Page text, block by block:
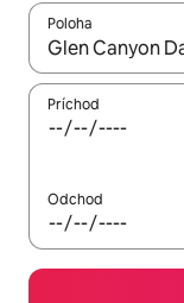
Poloha
Keď budú
Príchod
Odchod